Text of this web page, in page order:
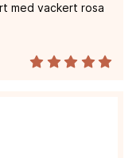
med vackert rosa